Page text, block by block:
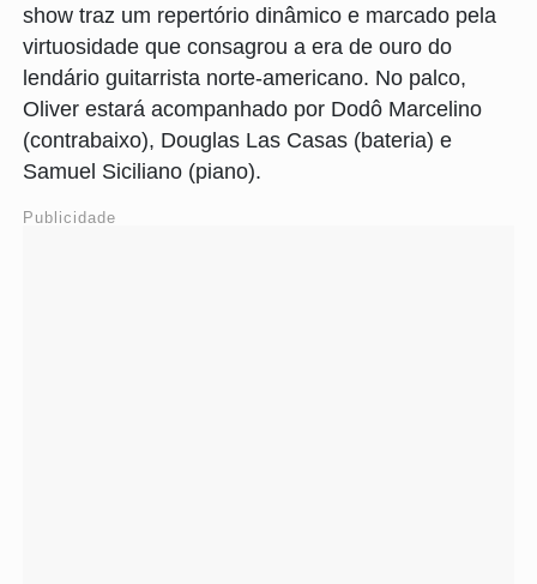
show traz um repertório dinâmico e marcado pela
virtuosidade que consagrou a era de ouro do
lendário guitarrista norte-americano. No palco,
Oliver estará acompanhado por Dodô Marcelino
(contrabaixo), Douglas Las Casas (bateria) e
Samuel Siciliano (piano).
Publicidade